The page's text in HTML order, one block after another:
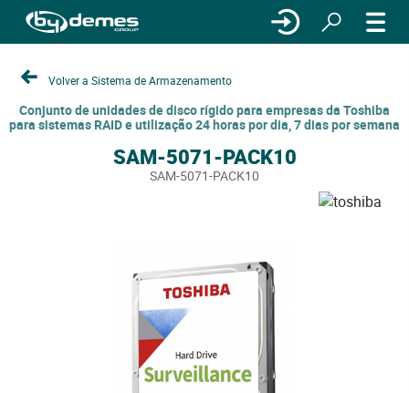
Volver a Sistema de Armazenamento
Conjunto de unidades de disco rígido para empresas da Toshiba
para sistemas RAID e utilização 24 horas por dia, 7 dias por semana
SAM-5071-PACK10
SAM-5071-PACK10